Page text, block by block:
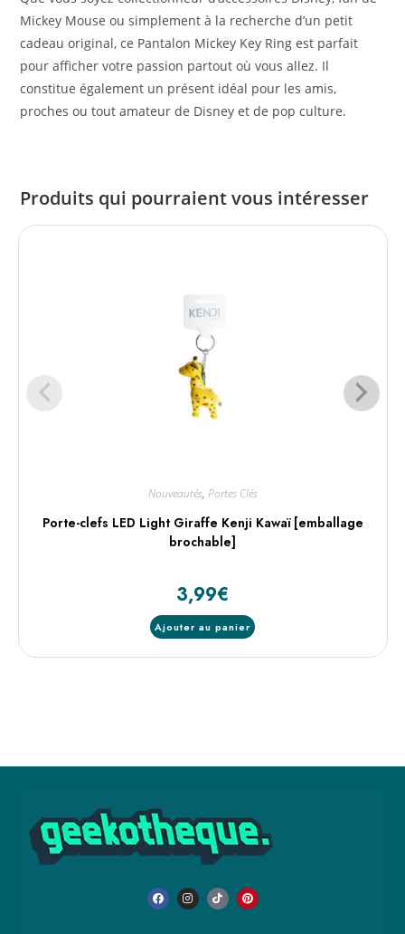
Mickey Mouse ou simplement à la recherche d’un petit
cadeau original, ce Pantalon Mickey Key Ring est parfait
pour afficher votre passion partout où vous allez. Il
constitue également un présent idéal pour les amis,
proches ou tout amateur de Disney et de pop culture.
Produits qui pourraient vous intéresser
Nouveautés, Portes Clés
Porte-clefs LED Light Giraffe Kenji Kawaï [emballage
brochable]
3,99€
Ajouter au panier